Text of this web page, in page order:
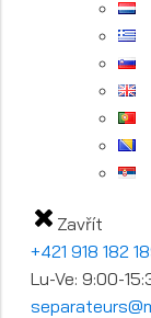
Zavřít
+421 918 182
Lu-Ve: 9:00-